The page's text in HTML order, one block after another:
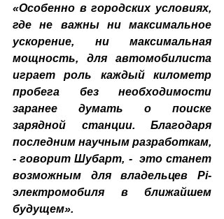
«Особенно в городских условиях,
где не важны ни максимальное
ускорение, ни максимальная
мощность, для автомобилиста
играет роль каждый километр
пробега без необходимости
заранее думать о поиске
зарядной станции. Благодаря
последним научным разработкам,
- говорит Шубарт, -  это станет
возможным для владельцев Pi-
электромобиля в ближайшем
будущем».